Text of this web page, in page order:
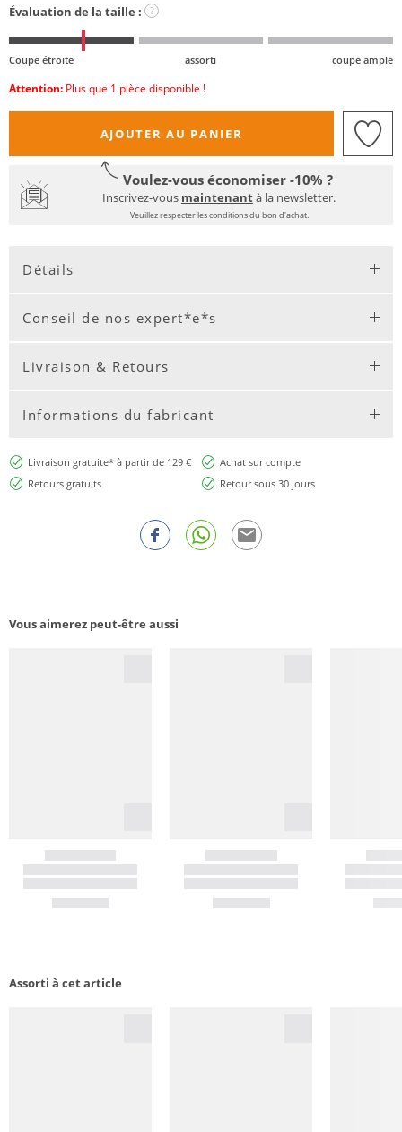
Évaluation de la taille : ?
Coupe étroite assorti coupe ample
Attention: Plus que 1 pièce disponible !
AJOUTER AU PANIER
Voulez-vous économiser -10% ?
Inscrivez-vous maintenantà la newsletter.
Veuillez respecter les conditions du bon d'achat.
Détails
Conseil de nos expert*e*s
Livraison & Retours
Informations du fabricant
Livraison gratuite* à partir de 129 €
Achat sur compte
Retours gratuits
Retour sous 30 jours
Vous aimerez peut-être aussi
Assorti à cet article